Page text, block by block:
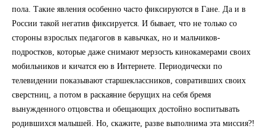
пола. Такие явления особенно часто фиксируются в Гане. Да и в
России такой негатив фиксируется. И бывает, что не только со
стороны взрослых педагогов в кавычках, но и мальчиков-
подростков, которые даже снимают мерзость кинокамерами своих
мобильников и кичатся ею в Интернете. Периодически по
телевидении показывают старшеклассников, совративших своих
сверстниц, а потом в раскаяние берущих на себя бремя
вынужденного отцовства и обещающих достойно воспитывать
родившихся малышей. Но, скажите, разве выполнима эта миссия?!